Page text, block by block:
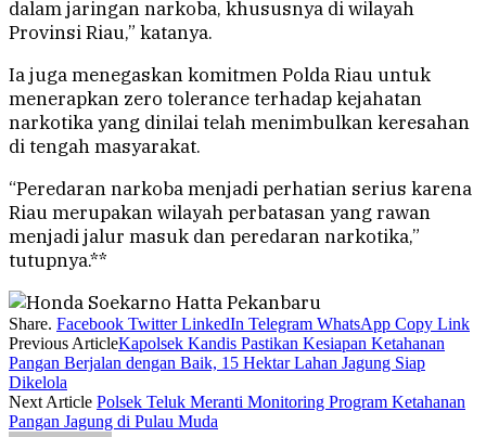
dalam jaringan narkoba, khususnya di wilayah
Provinsi Riau,” katanya.
Ia juga menegaskan komitmen Polda Riau untuk
menerapkan zero tolerance terhadap kejahatan
narkotika yang dinilai telah menimbulkan keresahan
di tengah masyarakat.
“Peredaran narkoba menjadi perhatian serius karena
Riau merupakan wilayah perbatasan yang rawan
menjadi jalur masuk dan peredaran narkotika,”
tutupnya.**
Share. Facebook Twitter LinkedIn Telegram WhatsApp Copy Link
Previous ArticleKapolsek Kandis Pastikan Kesiapan Ketahanan
Pangan Berjalan dengan Baik, 15 Hektar Lahan Jagung Siap
Dikelola
Next Article Polsek Teluk Meranti Monitoring Program Ketahanan
Pangan Jagung di Pulau Muda